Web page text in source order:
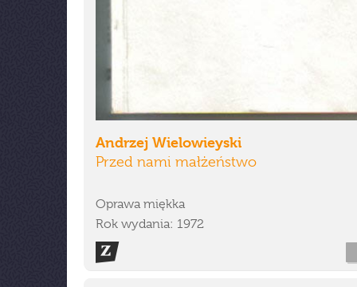
Andrzej Wielowieyski
Przed nami małżeństwo
Oprawa miękka
Rok wydania: 1972